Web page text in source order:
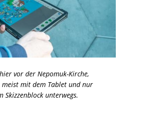
vor der Nepomuk-Kirche,
mit dem Tablet und nur
Skizzenblock unterwegs.